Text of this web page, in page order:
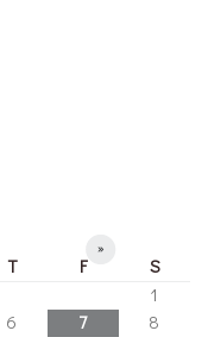
»
T F
S
1
6 7
8